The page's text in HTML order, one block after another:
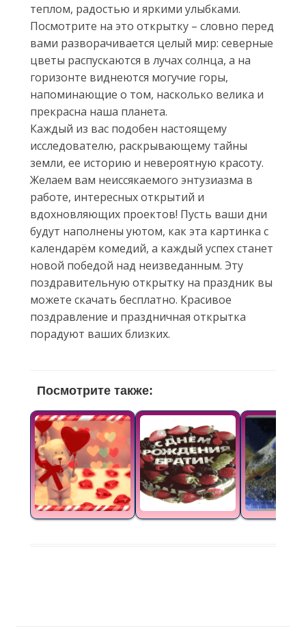
теплом, радостью и яркими улыбками.
Посмотрите на это открытку – словно перед
вами разворачивается целый мир: северные
цветы распускаются в лучах солнца, а на
горизонте виднеются могучие горы,
напоминающие о том, насколько велика и
прекрасна наша планета.
Каждый из вас подобен настоящему
исследователю, раскрывающему тайны
земли, ее историю и невероятную красоту.
Желаем вам неиссякаемого энтузиазма в
работе, интересных открытий и
вдохновляющих проектов! Пусть ваши дни
будут наполнены уютом, как эта картинка с
календарём комедий, а каждый успех станет
новой победой над неизведанным. Эту
поздравительную открытку на праздник вы
можете скачать бесплатно. Красивое
поздравление и праздничная открытка
порадуют ваших близких.
Посмотрите также: